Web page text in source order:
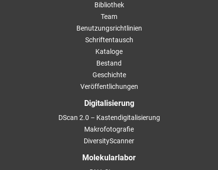
Bibliothek
Team
Benutzungsrichtlinien
Schriftentausch
Kataloge
Bestand
Geschichte
Veröffentlichungen
Digitalisierung
DScan 2.0 – Kastendigitalisierung
Makrofotografie
DiversityScanner
Molekularlabor